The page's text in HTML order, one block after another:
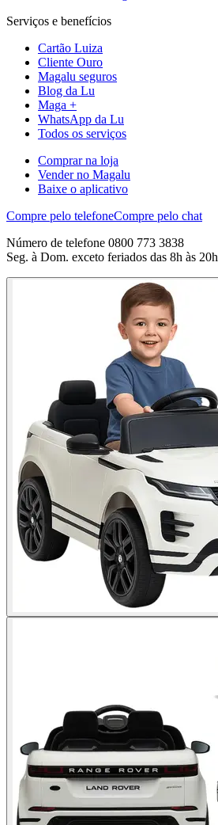
Serviços e benefícios
Cartão Luiza
Cliente Ouro
Magalu seguros
Blog da Lu
Maga +
WhatsApp da Lu
Todos os serviços
Comprar na loja
Vender no Magalu
Baixe o aplicativo
Compre pelo telefoneCompre pelo chat
Número de telefone 0800 773 3838
Seg. à Dom. exceto feriados das 8h às 20h